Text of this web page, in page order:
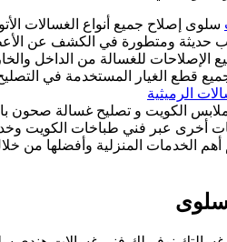
سلوى إصلاح جميع أنواع الغسالات
حديثة ومتطورة في الكشف عن
الإصلاحات للغسالة من الداخل
المستخدمة في التصليح أصلية أساسا 100 ٪ومطابقة وبنفس
الرميثية
الكويت و تصليح غسالة صحون
أخرى عبر فني طباخات الكويت
أهم الخدمات المنزلية وأفضلها من